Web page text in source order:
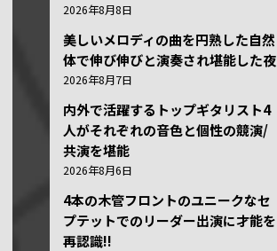
2026年8月8日
美しいメロディの曲を円熟した自然
体で伸び伸びと演奏され堪能した夜
2026年8月7日
内外で活躍するトップギタリスト4
人がそれぞれの音色と個性の競演/
共演を堪能
2026年8月6日
4本の木管フロントのユニークなセ
プテットでのリーダー出演に才能を
再認識!!